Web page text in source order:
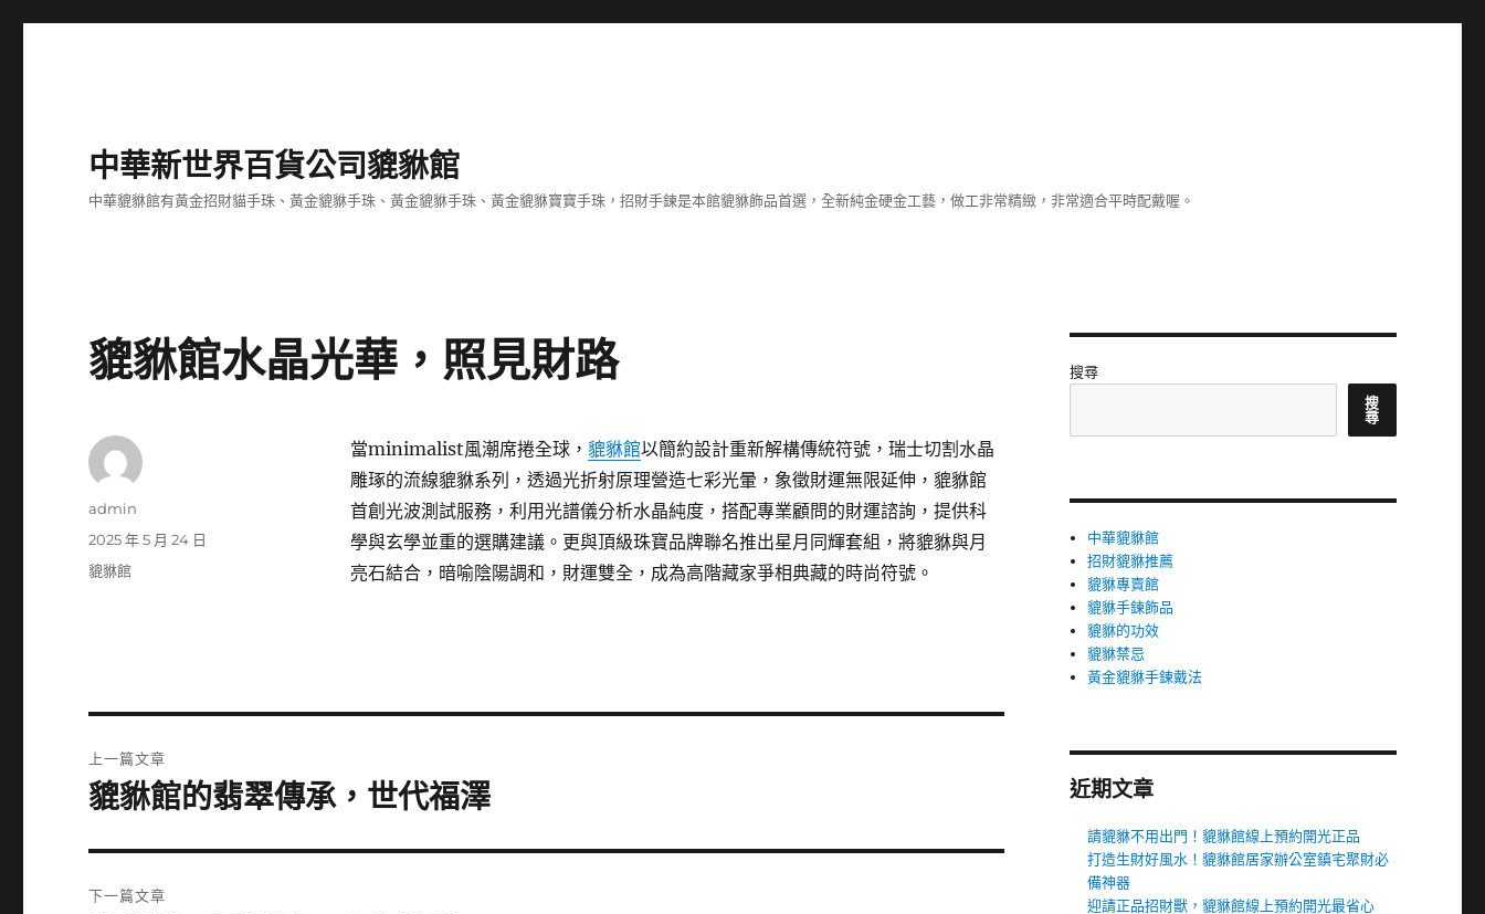
中華新世界百貨公司貔貅館
中華貔貅館有黃金招財貓手珠、黃金貔貅手珠、黃金貔貅手珠、黃金貔貅寶寶手珠，招財手鍊是本館貔貅飾品首選，全新純金硬金工藝，做工非常精緻，非常適合平時配戴喔。
貔貅館水晶光華，照見財路
當minimalist風潮席捲全球， 貔貅館以簡約設計重新解構傳統符號，瑞士切割水晶
雕琢的流線貔貅系列，透過光折射原理營造七彩光暈，象徵財運無限延伸，貔貅館
首創光波測試服務，利用光譜儀分析水晶純度，搭配專業顧問的財運諮詢，提供科
學與玄學並重的選購建議。更與頂級珠寶品牌聯名推出星月同輝套組，將貔貅與月
亮石結合，暗喻陰陽調和，財運雙全，成為高階藏家爭相典藏的時尚符號。
作
admin
發
佈
2025 年 5 月 24 日
分
貔貅館
章
上一篇文章
上
篇
文
貔貅館的翡翠傳承，世代福澤
下一篇文章
搜尋
搜
尋
中華貔貅館
招財貔貅推薦
貔貅專賣館
貔貅手鍊飾品
貔貅的功效
貔貅禁忌
黃金貔貅手鍊戴法
近期文章
請貔貅不用出門！貔貅館線上預約開光正品
打造生財好風水！貔貅館居家辦公室鎮宅聚財必
備神器
迎請正品招財獸，貔貅館線上預約開光最省心